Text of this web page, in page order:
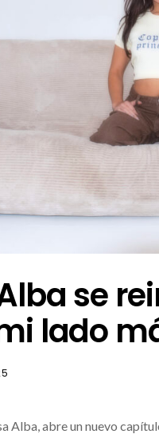
se
lado
Alba, abre un nuevo